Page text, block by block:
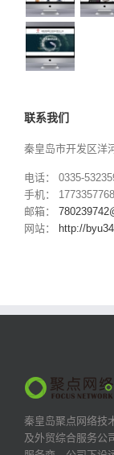
联系我们
秦皇岛市开发区洋
电话： 0335-
手机：
邮箱：
网站：
http://
秦皇岛聚点网络技
及外贸综合服务公